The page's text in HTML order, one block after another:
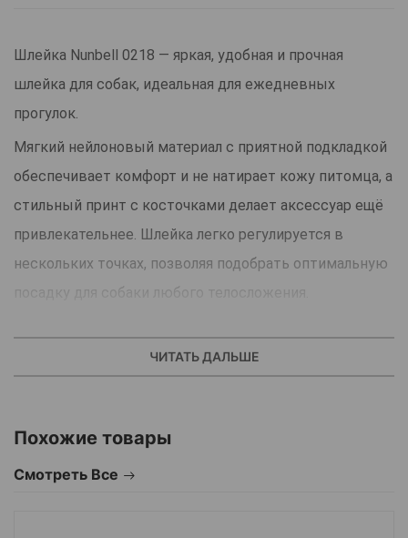
Шлейка Nunbell 0218 — яркая, удобная и прочная
шлейка для собак, идеальная для ежедневных
прогулок.
Мягкий нейлоновый материал с приятной подкладкой
обеспечивает комфорт и не натирает кожу питомца, а
стильный принт с косточками делает аксессуар ещё
привлекательнее. Шлейка легко регулируется в
нескольких точках, позволяя подобрать оптимальную
посадку для собаки любого телосложения.
крепления поводка обеспечивают безопасность и
ЧИТАТЬ ДАЛЬШЕ
Похожие товары
Смотреть Все